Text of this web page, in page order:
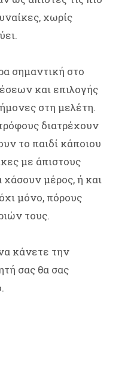
χωρίς
σημαντική στο
και επιλογής
στη μελέτη.
διατρέχουν
το παιδί κάποιου
με άπιστους
μέρος, ή και
μόνο, πόρους
τους.
κάνετε την
σας θα σας